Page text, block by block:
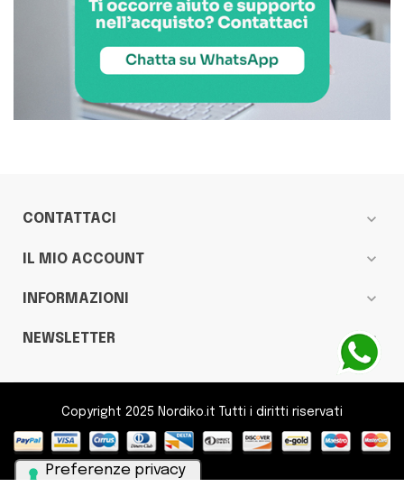
CONTATTACI expand_more
IL MIO ACCOUNT expand_more
INFORMAZIONI expand_more
NEWSLETTER expand_more
Copyright 2025 Nordiko.it Tutti i diritti riservati